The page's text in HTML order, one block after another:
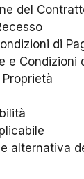
del
di
e Condizioni
alternativa